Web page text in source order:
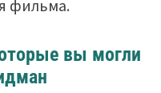
фильма.
вы могли